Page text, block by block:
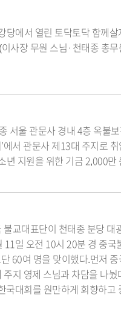
당에서 열린 토닥토닥 함께살
사장 무원 스님·천태종 총
서울 관문사 경내 4층 옥불보
에서 관문사 제13대 주지로
지원을 위한 기금 2,000만
교대표단이 천태종 분당 대
일 오전 10시 20분 경 중국
60여 명을 맞이했다.먼저 중
지 영제 스님과 차담을 나눴
국대회를 원만하게 회향하고